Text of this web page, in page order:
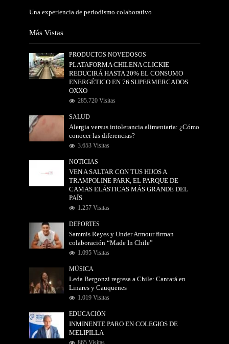
Una experiencia de periodismo colaborativo
Más Vistas
PRODUCTOS NOVEDOSOS
PLATAFORMA CHILENA CLICKIE
REDUCIRÁ HASTA 20% EL CONSUMO
ENERGÉTICO EN 76 SUPERMERCADOS
OXXO
285.720 Visitas
SALUD
Alergia versus intolerancia alimentaria: ¿Cómo
conocer las diferencias?
3.653 Visitas
NOTICIAS
VEN A SALTAR CON TUS HIJOS A
TRAMPOLINE PARK, EL PARQUE DE
CAMAS ELÁSTICAS MÁS GRANDE DEL
PAÍS
1.257 Visitas
DEPORTES
Sammis Reyes y Under Armour firman
colaboración “Made In Chile”
1.095 Visitas
MÚSICA
Leda Bergonzi regresa a Chile: Cantará en
Linares y Cauquenes
1.019 Visitas
EDUCACIÓN
INMINENTE PARO EN COLEGIOS DE
MELIPILLA
865 Visitas